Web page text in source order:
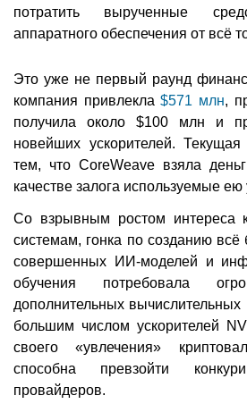
потратить вырученные
аппаратного обеспечения от всё
Это уже не первый раунд
компания привлекла$571 млн,
получила около $100 млн и
новейших ускорителей. Текущая
тем, что CoreWeave взяла
качестве залога используемые ею
Со взрывным ростом интереса
системам, гонка по созданию
совершенных ИИ-моделей и
обучения потребовала
дополнительных
большим числом ускорителей
своего «увлечения»
способна превзойти
провайдеров.